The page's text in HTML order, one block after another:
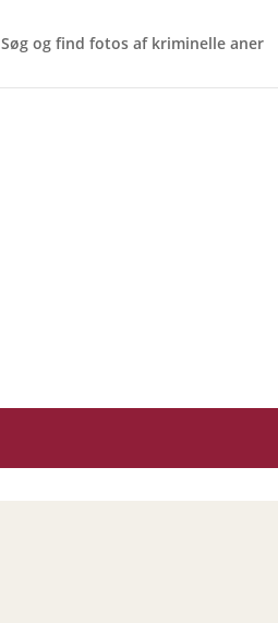
Søg og find fotos af kriminelle aner